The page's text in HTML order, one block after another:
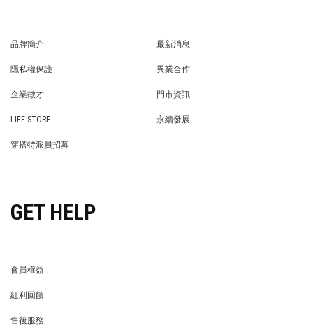
品牌簡介
最新消息
隱私權保護
異業合作
企業徵才
門市資訊
LIFE STORE
永續發展
穿搭特派員招募
GET HELP
會員權益
紅利回饋
售後服務